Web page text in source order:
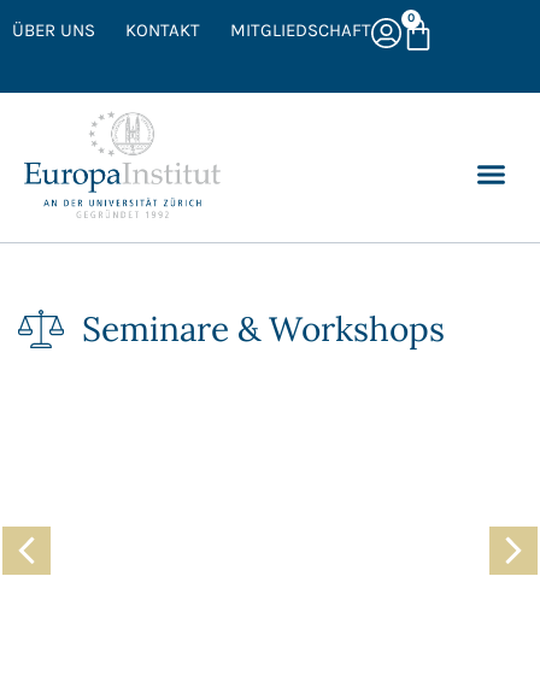
ÜBER UNS KONTAKT MITGLIEDSCHAFT
0
Seminare & Workshops